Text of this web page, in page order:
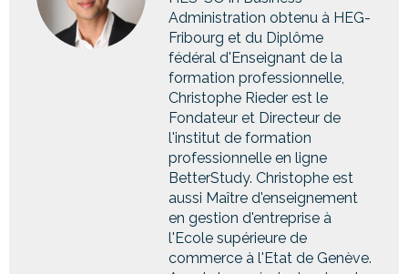
Administration obtenu à HEG-
Fribourg et du Diplôme
fédéral d'Enseignant de la
formation professionnelle,
Christophe Rieder est le
Fondateur et Directeur de
l'institut de formation
professionnelle en ligne
BetterStudy. Christophe est
aussi Maître d'enseignement
en gestion d'entreprise à
l'Ecole supérieure de
commerce à l'Etat de Genève.